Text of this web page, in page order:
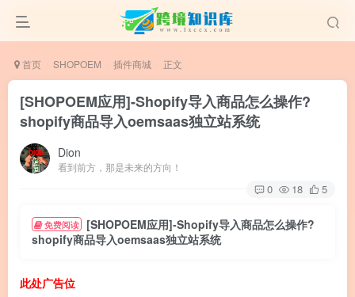
首页 SHOPOEM 插件商城 正文
[SHOPOEM应用]-Shopify导入商品怎么操作?
shopify商品导入oemsaas独立站系统
Dion
看到前方，那是未来的方向！
0 18 5
免费阅读
[SHOPOEM应用]-Shopify导入商品怎么操作?
shopify商品导入oemsaas独立站系统
此处广告位